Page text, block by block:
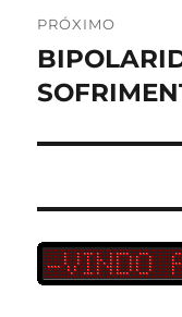
PRÓXIMO
Próximo
post: